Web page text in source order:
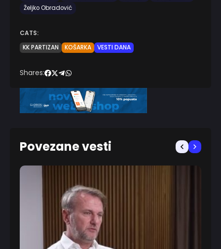
Željko Obradović
CATS:
KK PARTIZAN
KOŠARKA VESTI DANA
Shares:
Povezane vesti